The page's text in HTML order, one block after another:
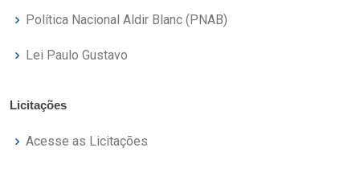
Política Nacional Aldir Blanc (PNAB)
Lei Paulo Gustavo
Licitações
Acesse as Licitações